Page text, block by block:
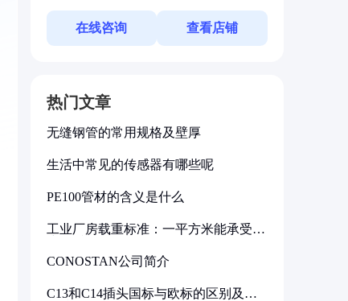
在线咨询 查看店铺
热门文章
无缝钢管的常用规格及壁厚
生活中常见的传感器有哪些呢
PE100管材的含义是什么
工业厂房载重标准：一平方米能承受多
CONOSTAN公司简介
C13和C14插头国标与欧标的区别及其